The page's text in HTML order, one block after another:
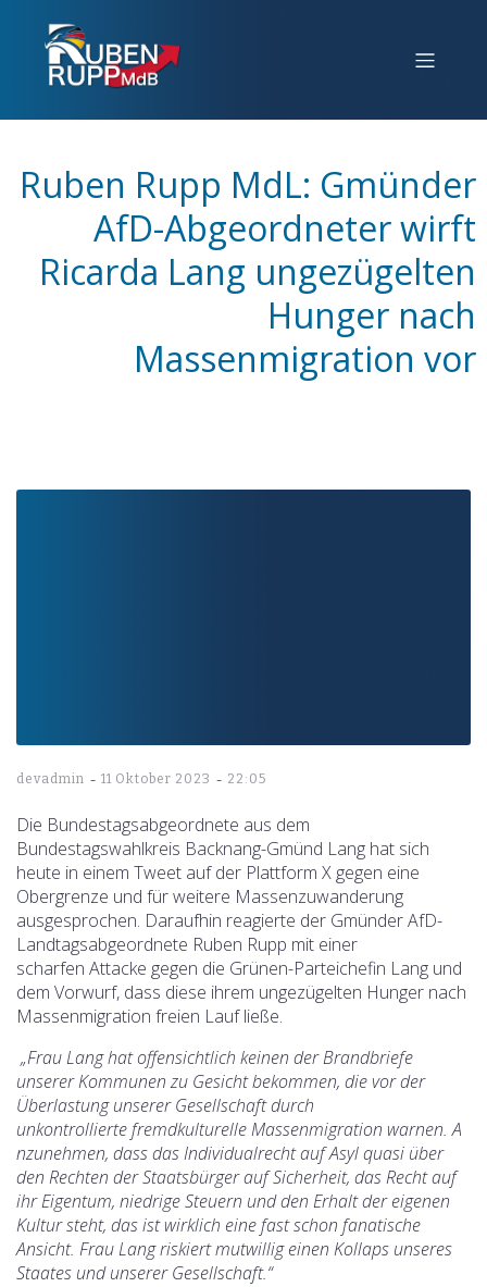
Ruben Rupp MdL: Gmünder
AfD-Abgeordneter wirft
Ricarda Lang ungezügelten
Hunger nach
Massenmigration vor
devadmin - 11 Oktober 2023 - 22:05
Die Bundestagsabgeordnete aus dem
Bundestagswahlkreis Backnang-Gmünd Lang hat sich
heute in einem Tweet auf der Plattform X gegen eine
Obergrenze und für weitere Massenzuwanderung
ausgesprochen. Daraufhin reagierte der Gmünder AfD-
Landtagsabgeordnete Ruben Rupp mit einer
scharfen Attacke gegen die Grünen-Parteichefin Lang und
dem Vorwurf, dass diese ihrem ungezügelten Hunger nach
Massenmigration freien Lauf ließe.
„Frau Lang hat offensichtlich keinen der Brandbriefe
unserer Kommunen zu Gesicht bekommen, die vor der
Überlastung unserer Gesellschaft durch
unkontrollierte fremdkulturelle Massenmigration warnen. A
nzunehmen, dass das Individualrecht auf Asyl quasi über
den Rechten der Staatsbürger auf Sicherheit, das Recht auf
ihr Eigentum, niedrige Steuern und den Erhalt der eigenen
Kultur steht, das ist wirklich eine fast schon fanatische
Ansicht. Frau Lang riskiert mutwillig einen Kollaps unseres
Staates und unserer Gesellschaft.“